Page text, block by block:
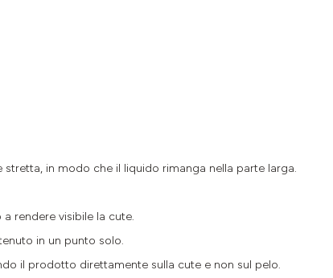
in modo che il liquido rimanga nella parte larga.
rendere visibile la cute.
in un punto solo.
il prodotto direttamente sulla cute e non sul pelo.